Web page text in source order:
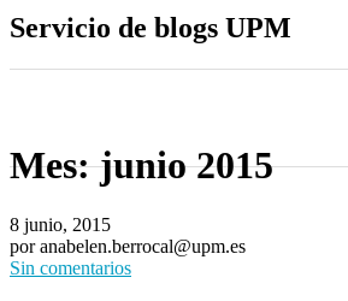
Servicio de blogs UPM
Mes:junio 2015
8 junio, 2015
por anabelen.berrocal@upm.es
Sin comentarios